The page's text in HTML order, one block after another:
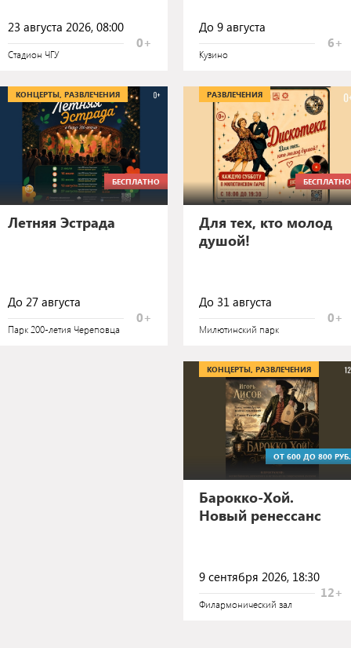
23 августа 2026, 08:00
Стадион ЧГУ
0+
КОНЦЕРТЫ, РАЗВЛЕЧЕНИЯ
БЕСПЛАТНО
Летняя Эстрада
До 27 августа
Парк 200-летия Череповца
0+
До 9 августа
Кузино
6+
РАЗВЛЕЧЕНИЯ
БЕСПЛАТНО
Для тех, кто молод
душой!
До 31 августа
Милютинский парк
0+
КОНЦЕРТЫ, РАЗВЛЕЧЕНИЯ
ОТ 600 ДО 800 РУБ.
Барокко-Хой.
Новый ренессанс
9 сентября 2026, 18:30
Филармонический зал
12+